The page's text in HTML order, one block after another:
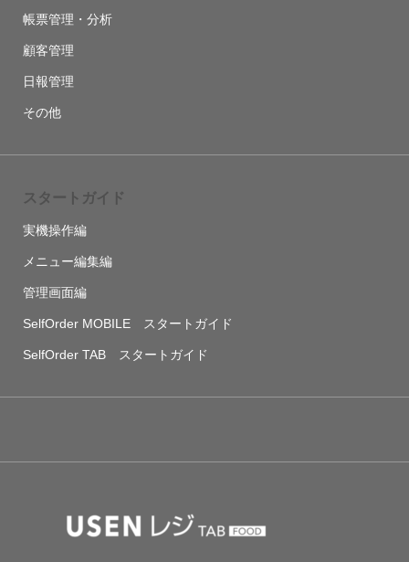
帳票管理・分析
顧客管理
日報管理
その他
スタートガイド
実機操作編
メニュー編集編
管理画面編
SelfOrder MOBILE スタートガイド
SelfOrder TAB スタートガイド